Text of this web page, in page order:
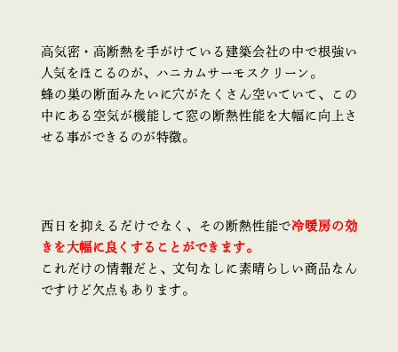
高気密・高断熱を手がけている建築会社の中で根強い
人気をほこるのが、ハニカムサーモスクリーン。
蜂の巣の断面みたいに穴がたくさん空いていて、この
中にある空気が機能して窓の断熱性能を大幅に向上さ
せる事ができるのが特徴。
西日を抑えるだけでなく、その断熱性能で冷暖房の効
きを大幅に良くすることができます。
これだけの情報だと、文句なしに素晴らしい商品なん
ですけど欠点もあります。